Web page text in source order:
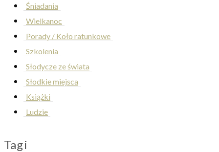
Śniadania
Wielkanoc
Porady / Koło ratunkowe
Szkolenia
Słodycze ze świata
Słodkie miejsca
Książki
Ludzie
Tagi